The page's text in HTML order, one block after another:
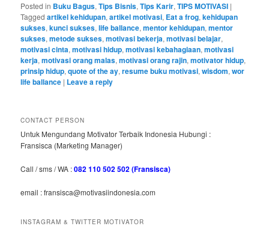
Posted in Buku Bagus,Tips Bisnis,Tips Karir,TIPS MOTIVASI |
Tagged artikel kehidupan,artikel motivasi, Eat a frog,kehidupan
sukses,kunci sukses,life ballance,mentor kehidupan,mentor
sukses,metode sukses,motivasi bekerja,motivasi belajar,
motivasi cinta,motivasi hidup,motivasi kebahagiaan,motivasi
kerja,motivasi orang malas,motivasi orang rajin,motivator hidup,
prinsip hidup,quote of the ay,resume buku motivasi,wisdom,wor
life ballance | Leave a reply
CONTACT PERSON
Untuk Mengundang Motivator Terbaik Indonesia Hubungi :
Fransisca (Marketing Manager)
Call / sms / WA :082 110 502 502 (Fransisca)
email : fransisca@motivasiindonesia.com
INSTAGRAM & TWITTER MOTIVATOR